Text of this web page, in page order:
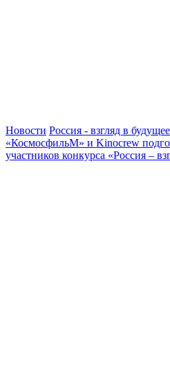
Новости Россия - взгляд в будущее
«КосмосфильМ» и Kinocrew
участников конкурса «Россия –